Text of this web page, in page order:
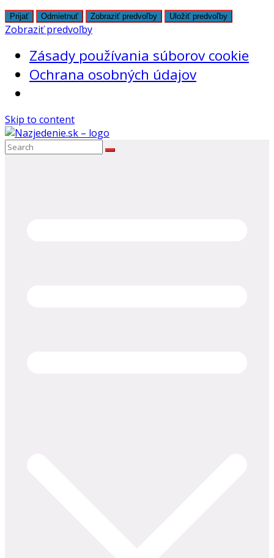
Prijať Odmietnuť Zobraziť predvoľby Uložiť predvoľby
Zobraziť predvoľby
Zásady používania súborov cookie
Ochrana osobných údajov
Skip to content